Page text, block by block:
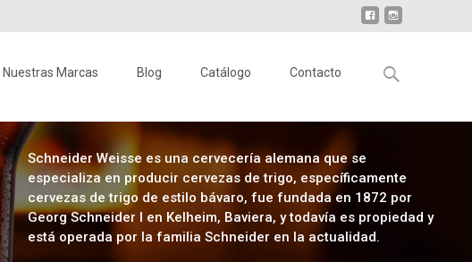
Nuestras Marcas Blog Catálogo Contacto
Schneider Weisse es una cervecería alemana que se
especializa en producir cervezas de trigo, específicamente
cervezas de trigo de estilo bávaro, fue fundada en 1872 por
Georg Schneider I en Kelheim, Baviera, y todavía es propiedad y
está operada por la familia Schneider en la actualidad.